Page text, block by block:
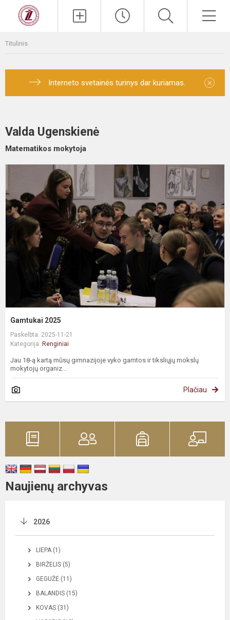
Titulinis
Interneto svetainės turinys dar kuriamas. ×
Valda Ugenskienė
Matematikos mokytoja
Gamtukai 2025
Paskelbta: 2025-11-21
Kategorija: Renginiai
Jau 18-ą kartą mūsų gimnazijoje vyko gamtos ir tiksliųjų mokslų
mokytojų organiz...
Plačiau
Naujienų archyvas
2026
LIEPA (1)
BIRŽELIS (5)
GEGUŽĖ (11)
BALANDIS (15)
KOVAS (31)